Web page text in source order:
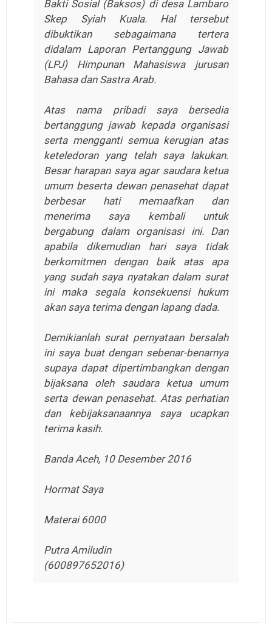
Bakti Sosial (Baksos) di desa Lambaro
Skep Syiah Kuala. Hal tersebut
dibuktikan sebagaimana tertera
didalam Laporan Pertanggung Jawab
(LPJ) Himpunan Mahasiswa jurusan
Bahasa dan Sastra Arab.
Atas nama pribadi saya bersedia
bertanggung jawab kepada organisasi
serta mengganti semua kerugian atas
keteledoran yang telah saya lakukan.
Besar harapan saya agar saudara ketua
umum beserta dewan penasehat dapat
berbesar hati memaafkan dan
menerima saya kembali untuk
bergabung dalam organisasi ini. Dan
apabila dikemudian hari saya tidak
berkomitmen dengan baik atas apa
yang sudah saya nyatakan dalam surat
ini maka segala konsekuensi hukum
akan saya terima dengan lapang dada.
Demikianlah surat pernyataan bersalah
ini saya buat dengan sebenar-benarnya
supaya dapat dipertimbangkan dengan
bijaksana oleh saudara ketua umum
serta dewan penasehat. Atas perhatian
dan kebijaksanaannya saya ucapkan
terima kasih.
Banda Aceh, 10 Desember 2016
Hormat Saya
Materai 6000
Putra Amiludin
(600897652016)